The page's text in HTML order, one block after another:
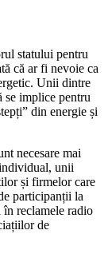
statului pentru
că ar fi nevoie ca
Unii dintre
se implice pentru
din energie și
necesare mai
unii
și firmelor care
participanții la
reclamele radio
de